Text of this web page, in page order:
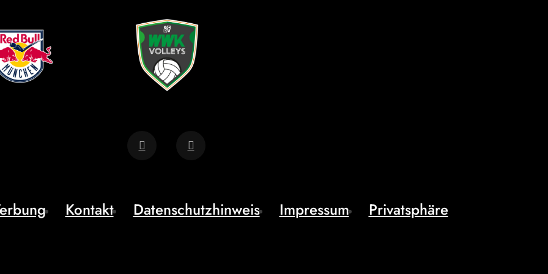
Kontakt Datenschutzhinweis Impressum Privatsphäre